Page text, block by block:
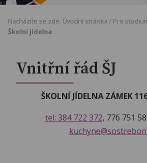
Nacházíte se zde: Úvodní stránka / Pro
Školní jídelna
Vnitřní řád ŠJ
ŠKOLNÍ JÍDELNA ZÁMEK
tel: 384 722 372, 776 751